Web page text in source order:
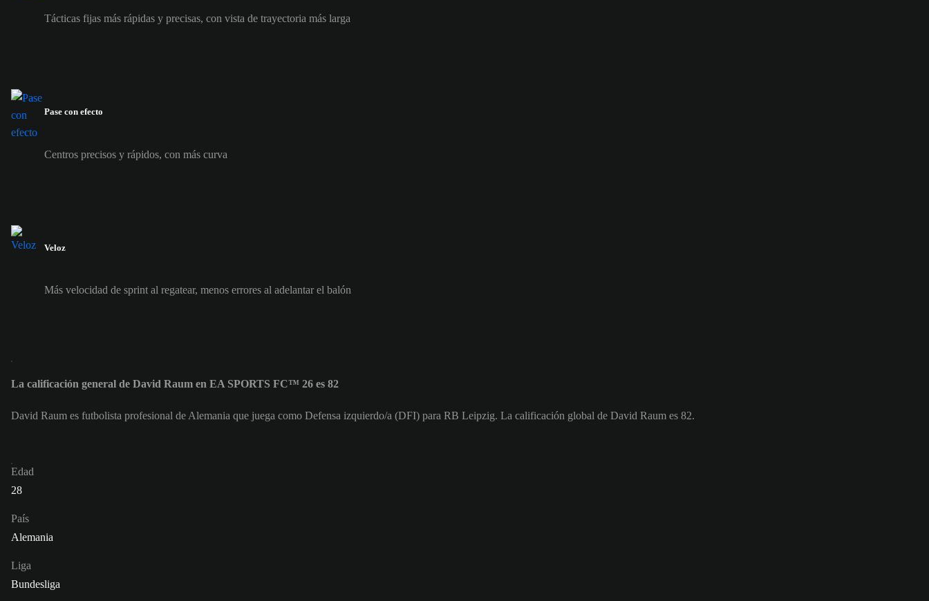
Tácticas fijas más rápidas y precisas, con vista de trayectoria más larga
Pase con efecto
Centros precisos y rápidos, con más curva
Veloz
Más velocidad de sprint al regatear, menos errores al adelantar el balón
La calificación general de David Raum en EA SPORTS FC™ 26 es 82
David Raum es futbolista profesional de Alemania que juega como Defensa izquierdo/a (DFI) para RB Leipzig. La calificación global de David Raum es 82.
Edad
28
País
Alemania
Liga
Bundesliga